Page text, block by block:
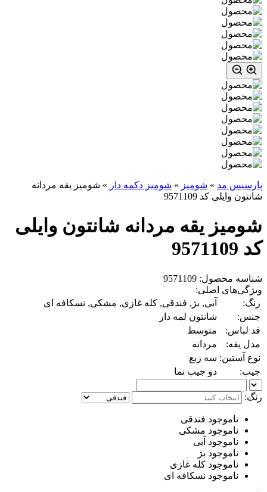
پارسیس مد » شومیز » شومیز دکمه دار » شومیز یقه مردانه
شانتون وایلی کد 9571109
شومیز یقه مردانه شانتون وایلی
کد 9571109
شناسه محصول: 9571109
ویژگی‌های اصلی:
رنگ:
آبی, بژ, فندقی, کله غازی, مشکی, نسکافه ای
جنس:
شانتون لمه دار
قد لباس:
متوسط
مدل یقه:
مردانه
نوع آستین: سه ربع
جیب:
دو جیب نما
رنگ:
ناموجود فندقی
ناموجود مشکی
ناموجود آبی
ناموجود بژ
ناموجود کله غازی
ناموجود نسکافه ای